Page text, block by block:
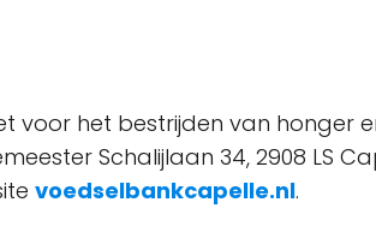
voor het bestrijden van honger
Schalijlaan 34, 2908 LS
voedselbankcapelle.nl.